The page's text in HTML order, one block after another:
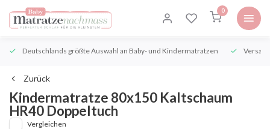
0
Deutschlands größte Auswahl an Baby- und Kindermatratzen
Zurück
Kindermatratze 80x150 Kaltschaum
HR40 Doppeltuch
Vergleichen